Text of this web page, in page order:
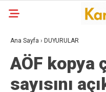
Ana Sayfa › DUYURULAR
AÖF kopya
sayısını